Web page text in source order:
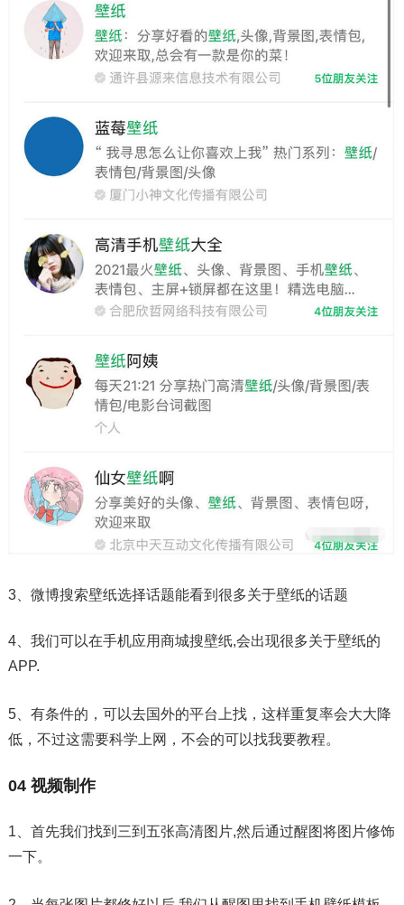
3、微博搜索壁纸选择话题能看到很多关于壁纸的话题
4、我们可以在手机应用商城搜壁纸,会出现很多关于壁纸的
APP.
5、有条件的，可以去国外的平台上找，这样重复率会大大降
低，不过这需要科学上网，不会的可以找我要教程。
04 视频制作
1、首先我们找到三到五张高清图片,然后通过醒图将图片修饰
一下。